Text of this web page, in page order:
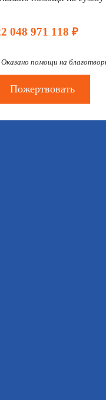
048 971 118 ₽
помощи на
Пожертвовать